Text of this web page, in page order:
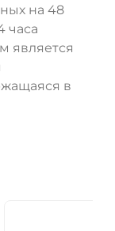
на 48
часа
является
в